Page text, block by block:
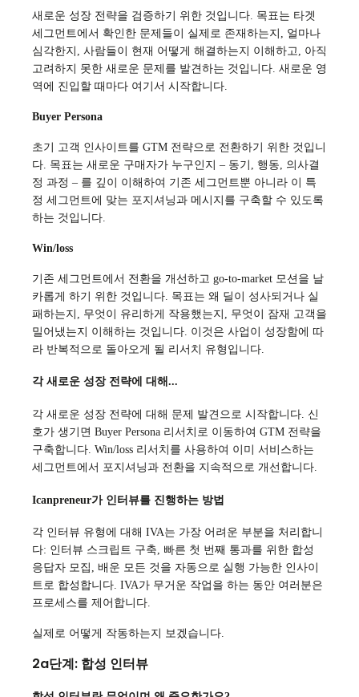
새로운 성장 전략을 검증하기 위한 것입니다. 목표는 타겟
세그먼트에서 확인한 문제들이 실제로 존재하는지, 얼마나
심각한지, 사람들이 현재 어떻게 해결하는지 이해하고, 아직
고려하지 못한 새로운 문제를 발견하는 것입니다. 새로운 영
역에 진입할 때마다 여기서 시작합니다.
Buyer Persona
초기 고객 인사이트를 GTM 전략으로 전환하기 위한 것입니
다. 목표는 새로운 구매자가 누구인지 – 동기, 행동, 의사결
정 과정 – 를 깊이 이해하여 기존 세그먼트뿐 아니라 이 특
정 세그먼트에 맞는 포지셔닝과 메시지를 구축할 수 있도록
하는 것입니다.
Win/loss
기존 세그먼트에서 전환을 개선하고 go-to-market 모션을 날
카롭게 하기 위한 것입니다. 목표는 왜 딜이 성사되거나 실
패하는지, 무엇이 유리하게 작용했는지, 무엇이 잠재 고객을
밀어냈는지 이해하는 것입니다. 이것은 사업이 성장함에 따
라 반복적으로 돌아오게 될 리서치 유형입니다.
각 새로운 성장 전략에 대해...
각 새로운 성장 전략에 대해 문제 발견으로 시작합니다. 신
호가 생기면 Buyer Persona 리서치로 이동하여 GTM 전략을
구축합니다. Win/loss 리서치를 사용하여 이미 서비스하는
세그먼트에서 포지셔닝과 전환을 지속적으로 개선합니다.
Icanpreneur가 인터뷰를 진행하는 방법
각 인터뷰 유형에 대해 IVA는 가장 어려운 부분을 처리합니
다: 인터뷰 스크립트 구축, 빠른 첫 번째 통과를 위한 합성
응답자 모집, 배운 모든 것을 자동으로 실행 가능한 인사이
트로 합성합니다. IVA가 무거운 작업을 하는 동안 여러분은
프로세스를 제어합니다.
실제로 어떻게 작동하는지 보겠습니다.
2a단계: 합성 인터뷰